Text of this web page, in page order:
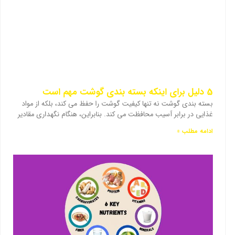
5 دلیل برای اینکه بسته بندی گوشت مهم است
بسته بندی گوشت نه تنها کیفیت گوشت را حفظ می کند، بلکه از مواد
غذایی در برابر آسیب محافظت می کند. بنابراین، هنگام نگهداری مقادیر
ادامه مطلب »